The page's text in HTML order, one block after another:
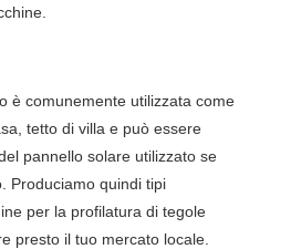
è comunemente utilizzata come
tetto di villa e può essere
pannello solare utilizzato se
Produciamo quindi tipi
per la profilatura di tegole
presto il tuo mercato locale.